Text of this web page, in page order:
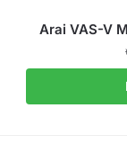
Arai VAS-V